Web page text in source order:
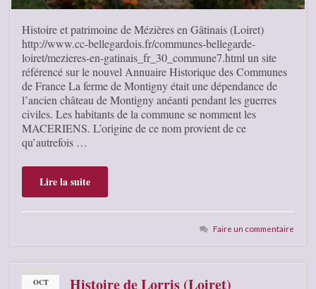
Histoire et patrimoine de Mézières en Gâtinais (Loiret)
http://www.cc-bellegardois.fr/communes-bellegarde-
loiret/mezieres-en-gatinais_fr_30_commune7.html un site
référencé sur le nouvel Annuaire Historique des Communes
de France La ferme de Montigny était une dépendance de
l’ancien château de Montigny anéanti pendant les guerres
civiles. Les habitants de la commune se nomment les
MACERIENS. L’origine de ce nom provient de ce
qu’autrefois …
Lire la suite
Faire un commentaire
OCT Histoire de Lorris (Loiret)